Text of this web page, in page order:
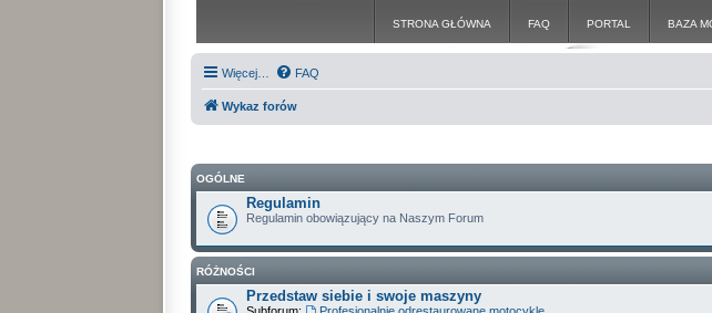
STRONA GŁÓWNA FAQ PORTAL BAZA
Więcej… FAQ
Wykaz forów
OGÓLNE
Regulamin
Regulamin obowiązujący na Naszym Forum
RÓŻNOŚCI
Przedstaw siebie i swoje maszyny
Subforum: Profesjonalnie odrestaurowane motocykle